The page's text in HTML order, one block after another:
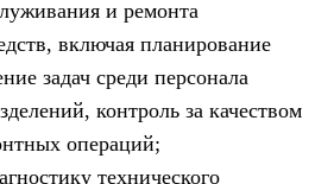
и ремонта
включая планирование
задач среди персонала
контроль за качеством
операций;
технического